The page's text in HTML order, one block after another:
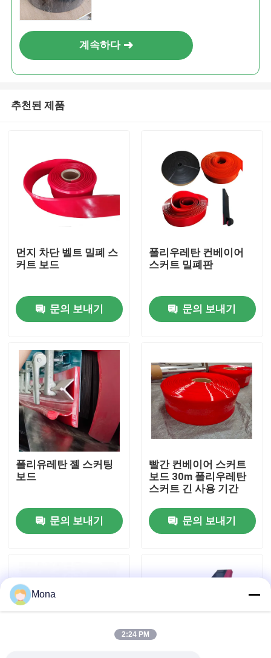
동영상
회사 소개
공장 투어
연락처
뉴스
요업 마모 라이너
계속하다
추천된 제품
먼지 차단 벨트 밀폐 스
커트 보드
문의 보내기
폴리우레탄 컨베이어
스커트 밀폐판
문의 보내기
폴리유레탄 젤 스커팅
보드
문의 보내기
빨간 컨베이어 스커트
보드 30m 폴리우레탄
스커트 긴 사용 기간
문의 보내기
Mona
2:24 PM